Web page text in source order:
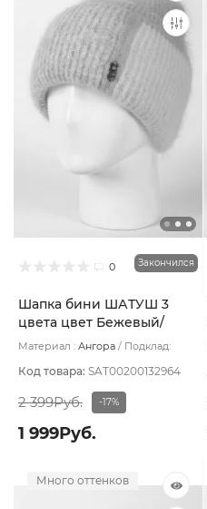
0 Закончился
Шапка бини ШАТУШ 3
цвета цвет Бежевый/
Серый светлый/Розовый
Материал : Ангора
Подклад:
Код товара: SAT00200132964
2 399Руб. -17%
1 999Руб.
Много оттенков